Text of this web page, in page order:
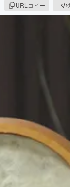
URLコピー